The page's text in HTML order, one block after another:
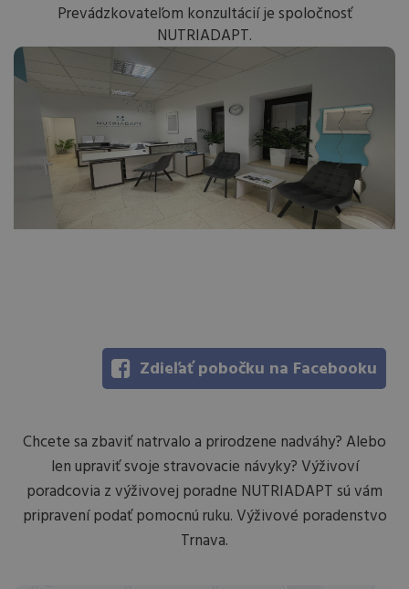
Prevádzkovateľom konzultácií je spoločnosť
NUTRIADAPT.
Zdieľať pobočku na Facebooku
Chcete sa zbaviť natrvalo a prirodzene nadváhy? Alebo
len upraviť svoje stravovacie návyky? Výživoví
poradcovia z výživovej poradne NUTRIADAPT sú vám
pripravení podať pomocnú ruku. Výživové poradenstvo
Trnava.